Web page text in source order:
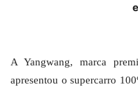
A Yangwang, marca
apresentou o supercarro